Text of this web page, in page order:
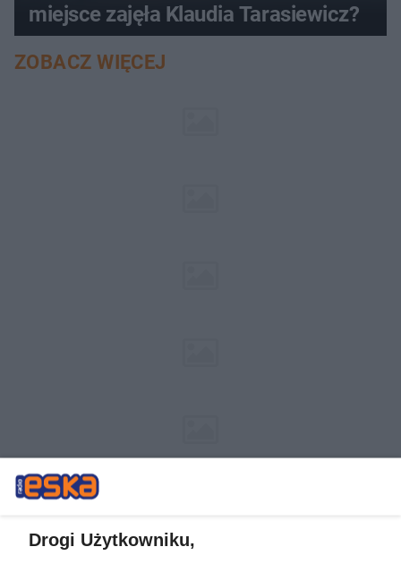
miejsce zajęła Klaudia Tarasiewicz?
ZOBACZ WIĘCEJ
Drogi Użytkowniku,